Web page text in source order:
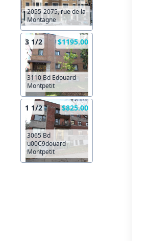
2055-2075, rue de la
Montagne
3 1/2 $1195.00
3110 Bd Edouard-
Montpetit
1 1/2 $825.00
3065 Bd
u00C9douard-
Montpetit